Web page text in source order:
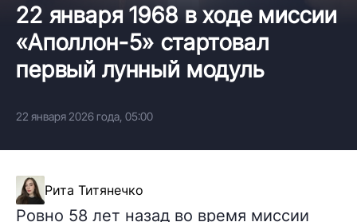
22 января 1968 в ходе миссии
«Аполлон-5» стартовал
первый лунный модуль
22 января 2026 года, 05:00
Рита Титянечко
Ровно 58 лет назад во время миссии